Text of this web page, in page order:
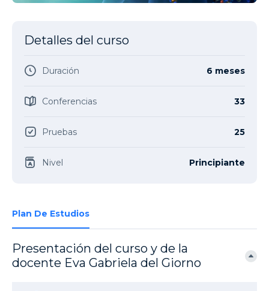
Plan De Estudios
Presentación del curso y de la
docente Eva Gabriela del Giorno
Detalles del curso
Duración 6 meses
Conferencias 33
Pruebas 25
Nivel Principiante